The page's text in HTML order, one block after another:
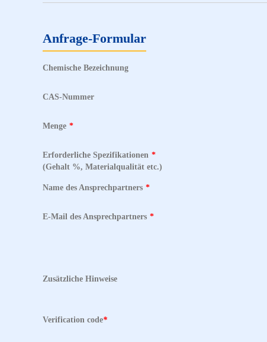
Anfrage-Formular
Chemische Bezeichnung
CAS-Nummer
Menge *
Erforderliche Spezifikationen *
(Gehalt %, Materialqualität etc.)
Name des Ansprechpartners *
E-Mail des Ansprechpartners *
Zusätzliche Hinweise
Verification code*